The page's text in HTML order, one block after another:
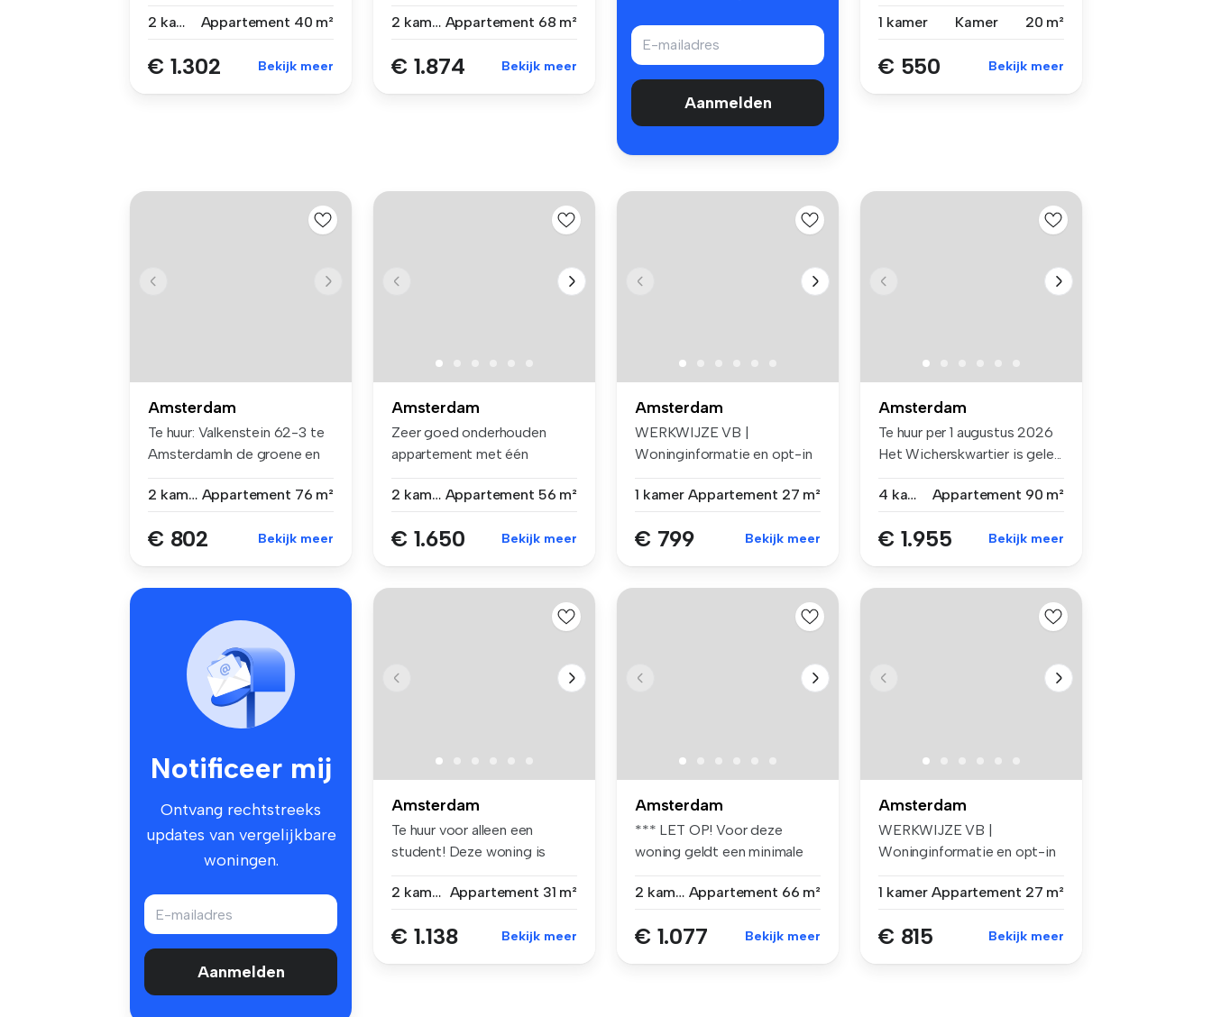
2 kamers
Appartement 40 m²
€ 1.302 Bekijk meer
2 kamers Appartement 68 m²
€ 1.874 Bekijk meer
Aanmelden
1 kamer
Kamer 20 m²
€ 550 Bekijk meer
Amsterdam
Te huur: Valkenstein 62-3 te
AmsterdamIn de groene en
2 kamers Appartement 76 m²
€ 802 Bekijk meer
Amsterdam
Zeer goed onderhouden
appartement met één
2 kamers Appartement 56 m²
€ 1.650 Bekijk meer
Amsterdam
WERKWIJZE VB |
Woninginformatie en opt-in
1 kamer Appartement 27 m²
€ 799 Bekijk meer
Amsterdam
Te huur per 1 augustus 2026
Het Wicherskwartier is gele...
4 kamers Appartement 90 m²
€ 1.955 Bekijk meer
Notificeer mij
Ontvang rechtstreeks
updates van vergelijkbare
woningen.
Aanmelden
Amsterdam
Te huur voor alleen een
student! Deze woning is
2 kamers Appartement 31 m²
€ 1.138 Bekijk meer
Amsterdam
*** LET OP! Voor deze
woning geldt een minimale
2 kamers Appartement 66 m²
€ 1.077 Bekijk meer
Amsterdam
WERKWIJZE VB |
Woninginformatie en opt-in
1 kamer Appartement 27 m²
€ 815 Bekijk meer